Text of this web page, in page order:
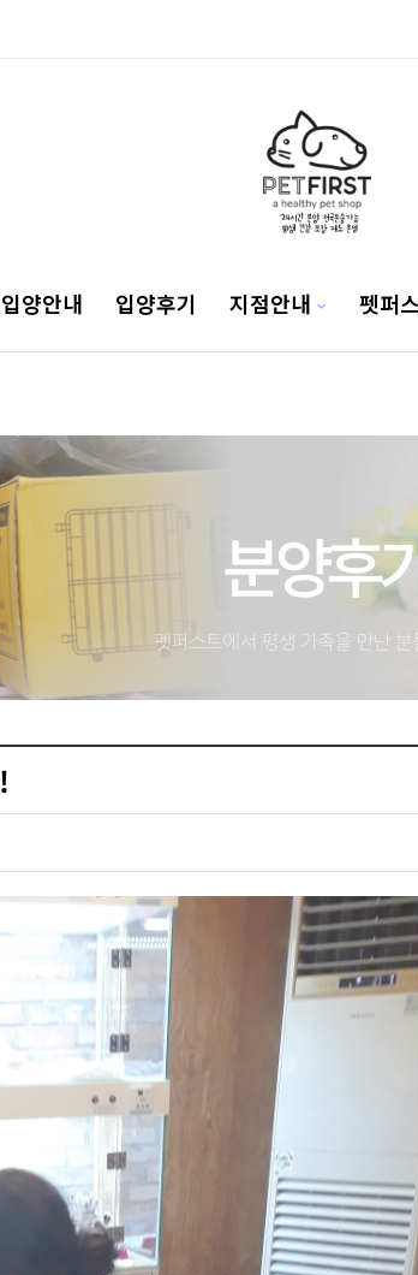
입양안내 입양후기 지점안내 펫퍼